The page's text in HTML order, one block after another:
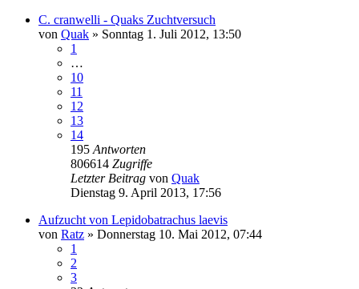
C. cranwelli - Quaks Zuchtversuch
von Quak » Sonntag 1. Juli 2012, 13:50
1
…
10
11
12
13
14
195 Antworten
806614 Zugriffe
Letzter Beitrag von Quak
Dienstag 9. April 2013, 17:56
Aufzucht von Lepidobatrachus laevis
von Ratz » Donnerstag 10. Mai 2012, 07:44
1
2
3